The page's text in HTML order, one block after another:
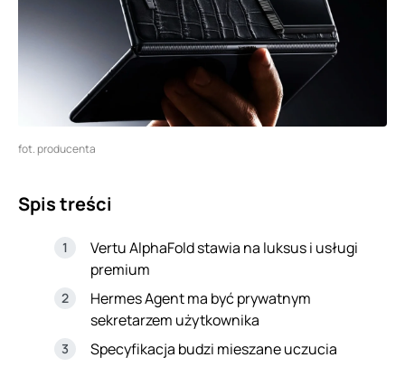
fot. producenta
Spis treści
Vertu AlphaFold stawia na luksus i usługi
premium
Hermes Agent ma być prywatnym
sekretarzem użytkownika
Specyfikacja budzi mieszane uczucia